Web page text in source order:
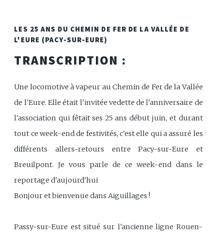
LES 25 ANS DU CHEMIN DE FER DE LA VALLÉE DE
L'EURE (PACY-SUR-EURE)
TRANSCRIPTION :
Une locomotive à vapeur au Chemin de Fer de la Vallée
de l'Eure. Elle était l'invitée vedette de l'anniversaire de
l'association qui fêtait ses 25 ans début juin, et durant
tout ce week-end de festivités, c'est elle qui a assuré les
différents allers-retours entre Pacy-sur-Eure et
Breuilpont. Je vous parle de ce week-end dans le
reportage d'aujourd'hui
Bonjour et bienvenue dans Aiguillages !
Passy-sur-Eure est situé sur l'ancienne ligne Rouen-